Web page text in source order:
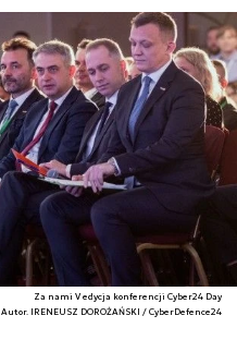
Za nami V edycja konferencji Cyber24 Day
Autor. IRENEUSZ DOROŻAŃSKI / CyberDefence24